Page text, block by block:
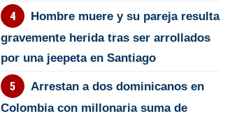
Hombre muere y su pareja resulta
gravemente herida tras ser arrollados
por una jeepeta en Santiago
Arrestan a dos dominicanos en
Colombia con millonaria suma de